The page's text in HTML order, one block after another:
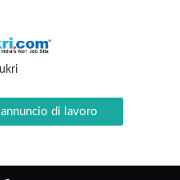
di lavoro